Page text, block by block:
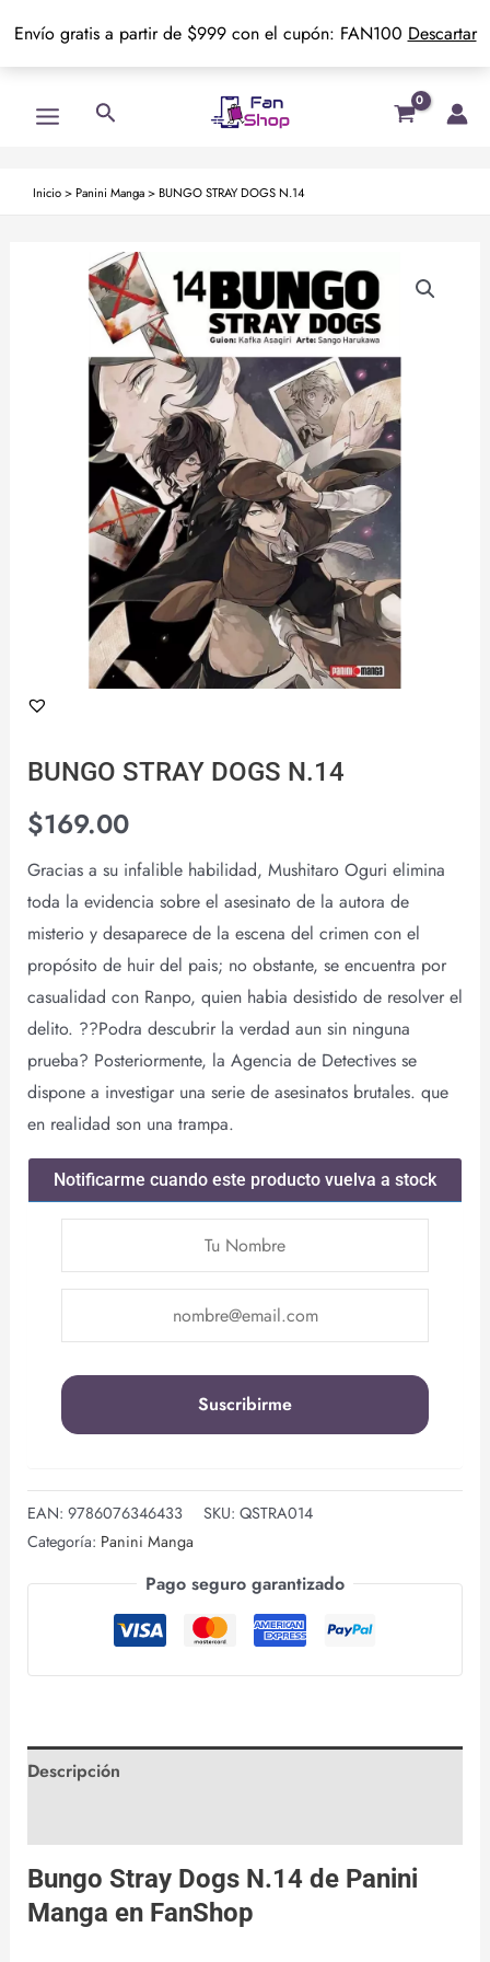
Envío gratis a partir de $999 con el cupón: FAN100 Descartar
Menu
Buscar
Inicio> Panini Manga> BUNGO STRAY DOGS N.14
BUNGO STRAY DOGS N.14
$169.00
Gracias a su infalible habilidad, Mushitaro Oguri elimina
toda la evidencia sobre el asesinato de la autora de
misterio y desaparece de la escena del crimen con el
propósito de huir del pais; no obstante, se encuentra por
casualidad con Ranpo, quien habia desistido de resolver el
delito. ??Podra descubrir la verdad aun sin ninguna
prueba? Posteriormente, la Agencia de Detectives se
dispone a investigar una serie de asesinatos brutales. que
en realidad son una trampa.
Notificarme cuando este producto vuelva a stock
EAN: 9786076346433 SKU: QSTRA014
Categoría: Panini Manga
Pago seguro garantizado
Descripción
Bungo Stray Dogs N.14 de Panini
Manga en FanShop